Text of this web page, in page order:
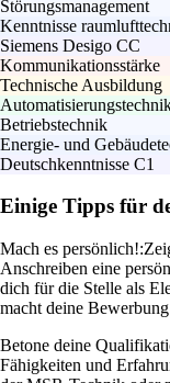
Störungsmanagement
Kenntnisse
Siemens Desigo CC
Kommunikationsstärke
Technische Ausbildung
Betriebstechnik
Energie- und
Deutschkenntnisse C1
Einige Tipps für
Mach es persönlich!:
Anschreiben eine
dich für die Stelle als
macht deine
Betone deine
Fähigkeiten und